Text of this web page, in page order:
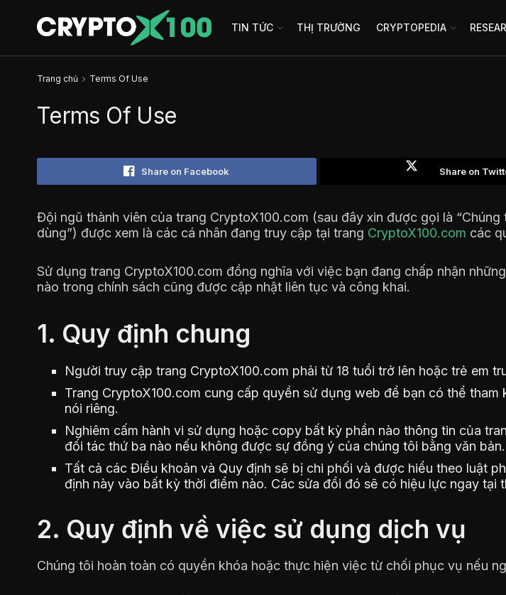
TIN TỨC THỊ TRƯỜNG CRYPTOPEDIA
Trang chủ Terms Of Use
Terms Of Use
Share on Facebook Share on
Đội ngũ thành viên của trang CryptoX100.com (sau đây xin được gọi là
dùng”) được xem là các cá nhân đang truy cập tại trang CryptoX100.com các
Sử dụng trang CryptoX100.com đồng nghĩa với việc bạn đang chấp nhận
nào trong chính sách cũng được cập nhật liên tục và công khai.
1. Quy định chung
Người truy cập trang CryptoX100.com phải từ 18 tuổi trở lên hoặc trẻ em
Trang CryptoX100.com cung cấp quyền sử dụng web để bạn có thể
nói riêng.
Nghiêm cấm hành vi sử dụng hoặc copy bất kỳ phần nào thông tin của
đối tác thứ ba nào nếu không được sự đồng ý của chúng tôi bằng văn bản.
Tất cả các Điều khoản và Quy định sẽ bị chi phối và được hiểu theo luật
định này vào bất kỳ thời điểm nào. Các sửa đổi đó sẽ có hiệu lực ngay
2. Quy định về việc sử dụng dịch vụ
Chúng tôi hoàn toàn có quyền khóa hoặc thực hiện việc từ chối phục vụ nếu